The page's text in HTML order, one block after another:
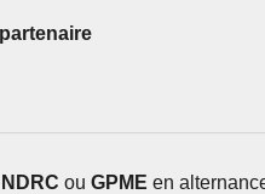
ou GPME en